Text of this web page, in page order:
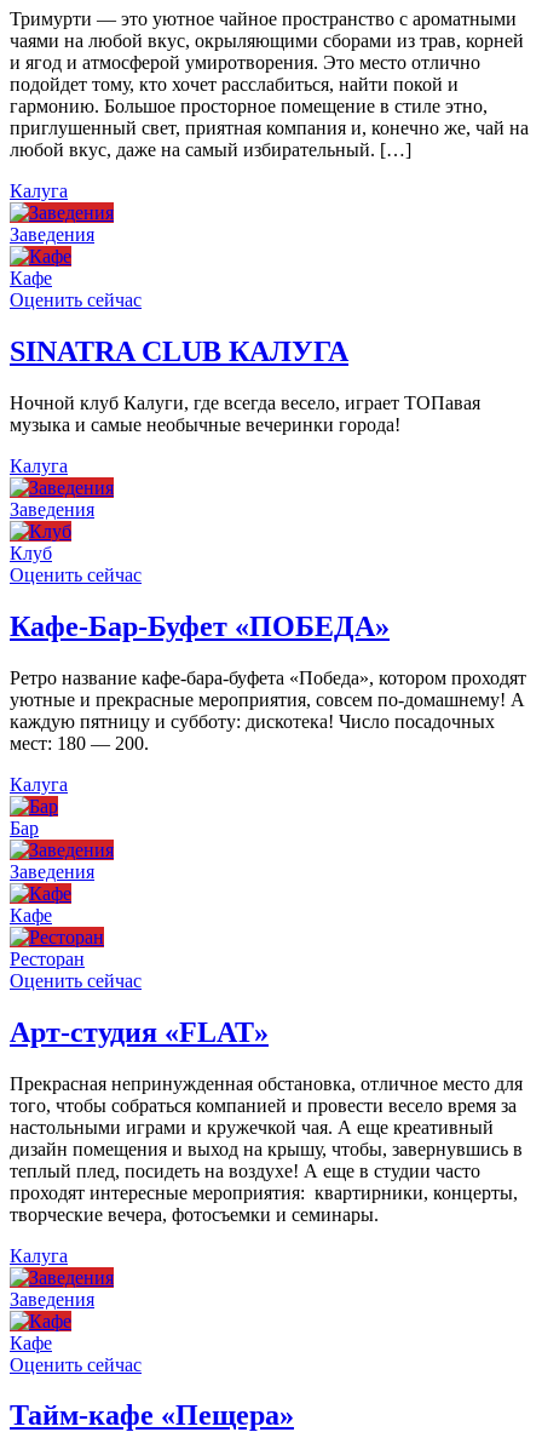
Тримурти — это уютное чайное пространство с ароматными
чаями на любой вкус, окрыляющими сборами из трав, корней
и ягод и атмосферой умиротворения. Это место отлично
подойдет тому, кто хочет расслабиться, найти покой и
гармонию. Большое просторное помещение в стиле этно,
приглушенный свет, приятная компания и, конечно же, чай на
любой вкус, даже на самый избирательный. […]
Калуга
Заведения
Кафе
Оценить сейчас
SINATRA CLUB КАЛУГА
Ночной клуб Калуги, где всегда весело, играет ТОПавая
музыка и самые необычные вечеринки города!
Калуга
Заведения
Клуб
Оценить сейчас
Кафе-Бар-Буфет «ПОБЕДА»
Ретро название кафе-бара-буфета «Победа», котором проходят
уютные и прекрасные мероприятия, совсем по-домашнему! А
каждую пятницу и субботу: дискотека! Число посадочных
мест: 180 — 200.
Калуга
Бар
Заведения
Кафе
Ресторан
Оценить сейчас
Арт-студия «FLAT»
Прекрасная непринужденная обстановка, отличное место для
того, чтобы собраться компанией и провести весело время за
настольными играми и кружечкой чая. А еще креативный
дизайн помещения и выход на крышу, чтобы, завернувшись в
теплый плед, посидеть на воздухе! А еще в студии часто
проходят интересные мероприятия: квартирники, концерты,
творческие вечера, фотосъемки и семинары.
Калуга
Заведения
Кафе
Оценить сейчас
Тайм-кафе «Пещера»